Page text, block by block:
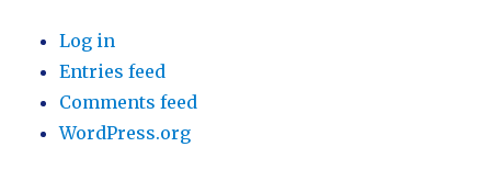
Log in
Entries feed
Comments feed
WordPress.org